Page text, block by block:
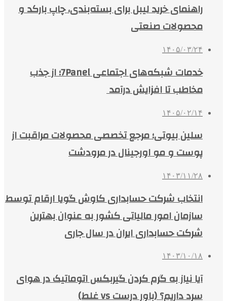
راهنمای خرید لیبل برای بسته‌بندی، چاپ بارکد و
محصولات صنعتی
۱۴۰۵/۰۳/۲۴
خدمات شبکه‌های اجتماعی 7Panel؛ از جذب
مخاطب تا افزایش درآمد
۱۴۰۵/۰۲/۱۴
سلین بیوتی؛ مرجع تخصصی محصولات مراقبت از
پوست و مو اورجینال در مرودشت
۱۴۰۳/۱۱/۲۸
انتخاب شرکت حسابداری کاوش گویا ارقام توسط
سازمان امور مالیاتی کشور به عنوان بهترین
شرکت حسابداری ایران در سال جاری
۱۴۰۳/۱۰/۱۸
آیا نیاز به گرم کردن گیربکس اتوماتیک در هوای
سرد داریم؟ (باور درست vs غلط)